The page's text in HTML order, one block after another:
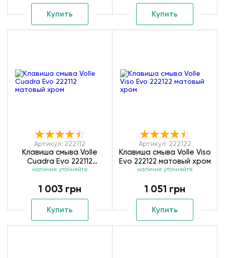
Купить Купить
Артикул: 222112
Клавиша смыва Volle
Cuadra Evo 222112
матовый хром
наличие уточняйте
1 003 грн
Купить
Артикул: 222122
Клавиша смыва Volle Viso
Evo 222122 матовый хром
наличие уточняйте
1 051 грн
Купить